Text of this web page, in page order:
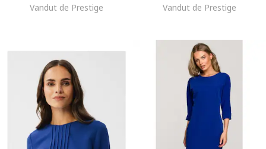
Vandut de Prestige Vandut de Prestige